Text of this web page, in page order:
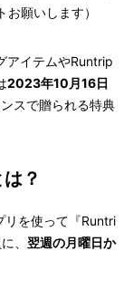
願いします）
アイテムやRuntrip
2023年10月16日
スで贈られる特典
？
リを使って『Runtri
、 翌週の月曜日か